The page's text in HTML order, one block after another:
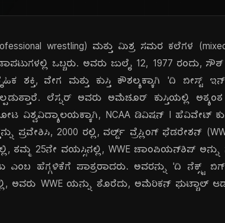
wrestling) ಮತ್ತು ಮಿಶ್ರ ಸಮರ ಕಲೆಗಳ
ಒಬ್ಬರು. ಅವರು ಜುಲೈ 12, 1977
ಶಕ್ತಿ, ವೇಗ ಮತ್ತು ಕುಸ್ತಿ ಕೌಶಲ್ಯಕ್ಕಾಗಿ 'ದಿ ಬೀಸ್ಟ್
ಲೆಸ್ನರ್ ಅವರು ಅಮೆಚೂರ್ ಕುಸ್ತಿಯಲ್ಲಿ ಅತ್ಯಂತ
ವಿಶ್ವವಿದ್ಯಾಲಯಕ್ಕಾಗಿ, NCAA ಡಿವಿಷನ್ I ಹೆವಿವೇಟ್
ಪ್ರವೇಶಿಸಿ, 2000 ರಲ್ಲಿ, ವರ್ಲ್ಡ್ ವ್ರೆಸ್ಲಿಂಗ್ ಫೆಡರೇಶನ್
ತಮ್ಮ 25ನೇ ವಯಸ್ಸಿನಲ್ಲಿ, WWE ಚಾಂಪಿಯನ್‌ಶಿಪ್
ಎಂಬ ಹೆಗ್ಗಳಿಕೆಗೆ ಪಾತ್ರರಾದರು. ಅವರನ್ನು 'ದಿ ನೆಕ್ಸ್ಟ್
ಅವರು WWE ಯನ್ನು ತೊರೆದು, ಅಮೆರಿಕನ್ ಫುಟ್ಬಾಲ್